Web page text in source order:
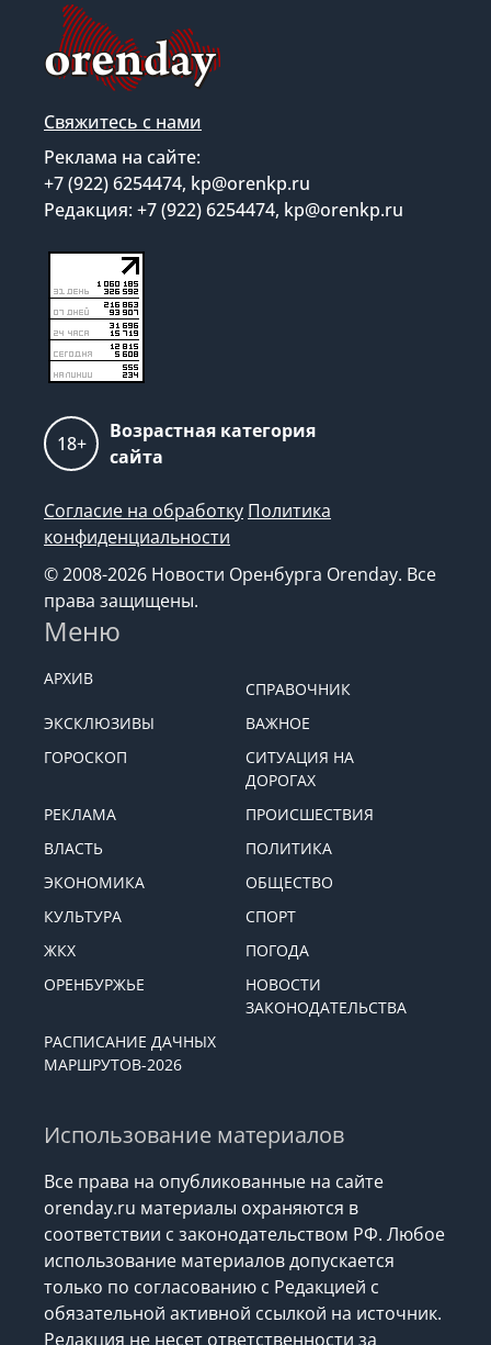
Свяжитесь с нами
Реклама на сайте:
+7 (922) 6254474, kp@orenkp.ru
Редакция: +7 (922) 6254474, kp@orenkp.ru
Согласие на обработку
конфиденциальности
© 2008-2026 Новости Оренбурга Orenday. Все
права защищены.
Меню
АРХИВ
СПРАВОЧНИК
ЭКСКЛЮЗИВЫ
ВАЖНОЕ
ДОРОГАХ
РЕКЛАМА
ПРОИСШЕСТВИЯ
ВЛАСТЬ
ПОЛИТИКА
ЭКОНОМИКА
ОБЩЕСТВО
КУЛЬТУРА
СПОРТ
ЖКХ
ПОГОДА
Использование материалов
Все права на опубликованные на сайте
orenday.ru материалы охраняются в
соответствии с законодательством РФ. Любое
использование материалов допускается
только по согласованию с Редакцией с